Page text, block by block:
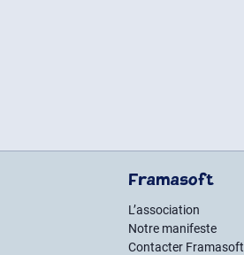
Framasoft
L’association
Notre manifeste
Contacter Framasoft